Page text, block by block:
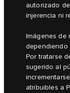
autorizado
injerencia ni
Imágenes de
dependiendo
Por tratarse
sugerido al
atribuibles a